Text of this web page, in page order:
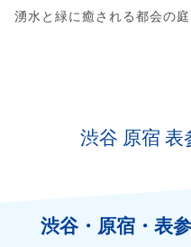
湧水と緑に癒される都会の庭
渋谷 原宿 表
渋谷・原宿・表